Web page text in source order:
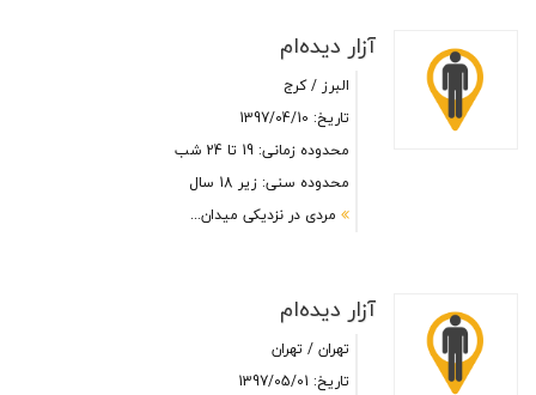
آزار دیده‌ام
البرز / کرج
تاریخ: 1397/04/10
محدوده زمانی: 19 تا 24 شب
محدوده سنی: زیر 18 سال
مردى در نزدیکی میدان...
آزار دیده‌ام
تهران / تهران
تاریخ: 1397/05/01